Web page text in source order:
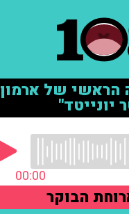
הראשי של ארמון
יונייטד"
00:00
הבוקר